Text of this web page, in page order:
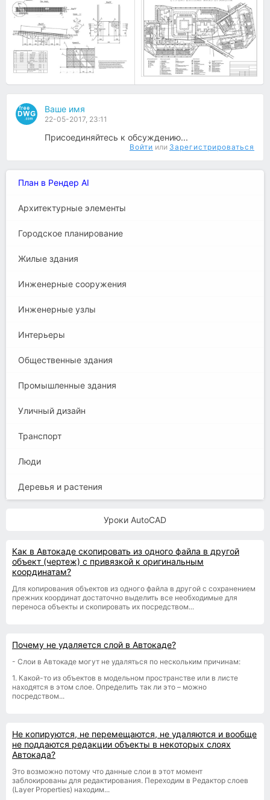
Ваше имя
22-05-2017, 23:11
Присоединяйтесь к обсуждению...
Войти или Зарегистрироваться
План в Рендер AI
Архитектурные элементы
Городское планирование
Жилые здания
Инженерные сооружения
Инженерные узлы
Интерьеры
Общественные здания
Промышленные здания
Уличный дизайн
Транспорт
Люди
Деревья и растения
Уроки AutoCAD
Как в Автокаде скопировать из одного файла в другой
объект (чертеж) с привязкой к оригинальным
координатам?
Для копирования объектов из одного файла в другой с сохранением
прежних координат достаточно выделить все необходимые для
переноса объекты и скопировать их посредством...
Почему не удаляется слой в Автокаде?
- Слои в Автокаде могут не удаляться по нескольким причинам:
1. Какой-то из объектов в модельном пространстве или в листе
находятся в этом слое. Определить так ли это – можно
посредством...
Не копируются, не перемещаются, не удаляются и вообще
не поддаются редакции объекты в некоторых слоях
Автокада?
Это возможно потому что данные слои в этот момент
заблокированы для редактирования. Переходим в Редактор слоев
(Layer Properties) находим...